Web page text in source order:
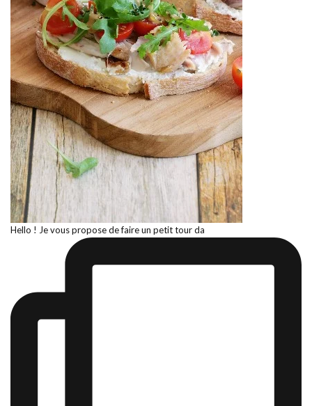
Hello ! Je vous propose de faire un petit tour da